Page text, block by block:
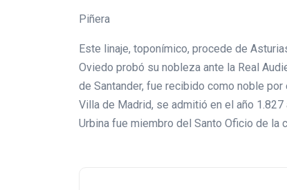
Piñera
Este linaje, toponímico, procede de
Oviedo probó su nobleza ante la Real
de Santander, fue recibido como noble
Villa de Madrid, se admitió en el año
Urbina fue miembro del Santo Oficio de la